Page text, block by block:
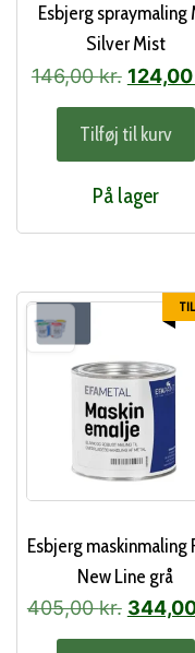
Esbjerg spraymaling
Silver Mist
146,00kr. Den
pris
var:
146,00
124,00
Tilføj til kurv
På lager
Esbjerg maskinmaling
New Line grå
405,00kr. Den